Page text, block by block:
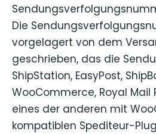
Die
vorgelagert von dem
geschrieben, das die
ShipStation, EasyPost,
WooCommerce, Royal Mail
eines der anderen mit
kompatiblen Spediteur-